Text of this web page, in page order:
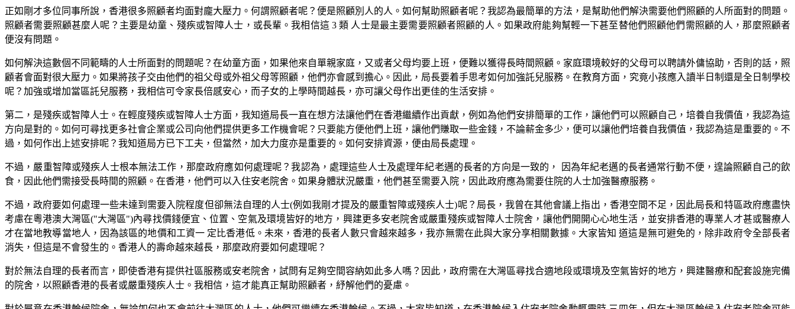
正如剛才多位同事所說，香港很多照顧者均面對龐大壓力。何謂照顧者呢？便是照顧別人的人。如何幫助照顧者呢？我認為最簡單的方法，是幫助他們解決需要他們照顧的人所面對的問題。
照顧者需要照顧甚麼人呢？主要是幼童、殘疾或智障人士，或長輩。我相信這 3 類 人士是最主要需要照顧者照顧的人。如果政府能夠幫輕一下甚至替他們照顧他們需照顧的人，那麼照顧者
便沒有問題。
如何解決這數個不同範疇的人士所面對的問題呢？在幼童方面，如果他來自單親家庭，又或者父母均要上班，便難以獲得長時間照顧。家庭環境較好的父母可以聘請外傭協助，否則的話，照
顧者會面對很大壓力。如果將孩子交由他們的祖父母或外祖父母等照顧，他們亦會感到擔心。因此，局長要着手思考如何加強託兒服務。在教育方面，究竟小孩應入讀半日制還是全日制學校
呢？加強或增加當區託兒服務，我相信可令家長倍感安心，而子女的上學時間越長，亦可讓父母作出更佳的生活安排。
第二，是殘疾或智障人士。在輕度殘疾或智障人士方面，我知道局長一直在想方法讓他們在香港繼續作出貢獻，例如為他們安排簡單的工作，讓他們可以照顧自己，培養自我價值，我認為這
方向是對的。如何可尋找更多社會企業或公司向他們提供更多工作機會呢？只要能方便他們上班，讓他們賺取一些金錢，不論薪金多少，便可以讓他們培養自我價值，我認為這是重要的。不
過，如何作出上述安排呢？我知道局方已下工夫，但當然，加大力度亦是重要的。如何安排資源，便由局長處理。
不過，嚴重智障或殘疾人士根本無法工作，那麼政府應如何處理呢？我認為，處理這些人士及處理年紀老邁的長者的方向是一致的， 因為年紀老邁的長者通常行動不便，遑論照顧自己的飲
食，因此他們需接受長時間的照顧。在香港，他們可以入住安老院舍。如果身體狀況嚴重，他們甚至需要入院，因此政府應為需要住院的人士加強醫療服務。
不過，政府要如何處理一些未達到需要入院程度但卻無法自理的人士(例如我剛才提及的嚴重智障或殘疾人士)呢？局長，我曾在其他會議上指出，香港空間不足，因此局長和特區政府應盡快
考慮在粵港澳大灣區("大灣區")內尋找價錢便宜、位置、空氣及環境皆好的地方，興建更多安老院舍或嚴重殘疾或智障人士院舍，讓他們開開心心地生活，並安排香港的專業人才甚或醫療人
才在當地教導當地人，因為該區的地價和工資一 定比香港低。未來，香港的長者人數只會越來越多，我亦無需在此與大家分享相關數據。大家皆知 道這是無可避免的，除非政府令全部長者
消失，但這是不會發生的。香港人的壽命越來越長，那麼政府要如何處理呢？
對於無法自理的長者而言，即使香港有提供社區服務或安老院舍，試問有足夠空間容納如此多人嗎？因此，政府需在大灣區尋找合適地段或環境及空氣皆好的地方，興建醫療和配套設施完備
的院舍，以照顧香港的長者或嚴重殘疾人士。我相信，這才能真正幫助照顧者，紓解他們的憂慮。